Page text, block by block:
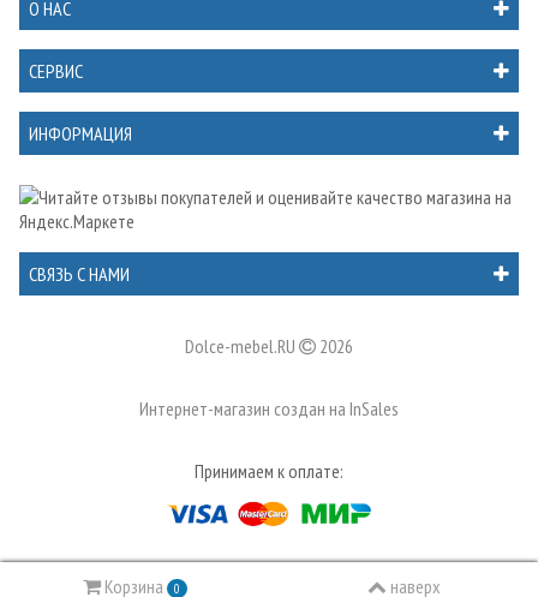
О НАС
СЕРВИС
ИНФОРМАЦИЯ
СВЯЗЬ С НАМИ
Dolce-mebel.RU 2026
Интернет-магазин создан на InSales
Принимаем к оплате:
Корзина 0 наверх